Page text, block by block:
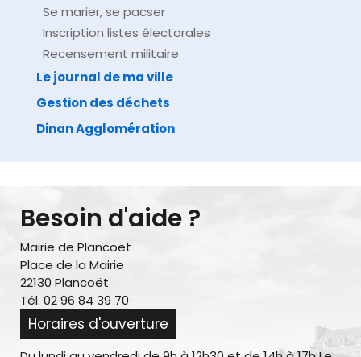
Se marier, se pacser
Inscription listes électorales
Recensement militaire
Le journal de ma ville
Gestion des déchets
Dinan Agglomération
Besoin d'aide ?
Mairie de Plancoët
Place de la Mairie
22130 Plancoët
Tél. 02 96 84 39 70
Horaires d'ouverture